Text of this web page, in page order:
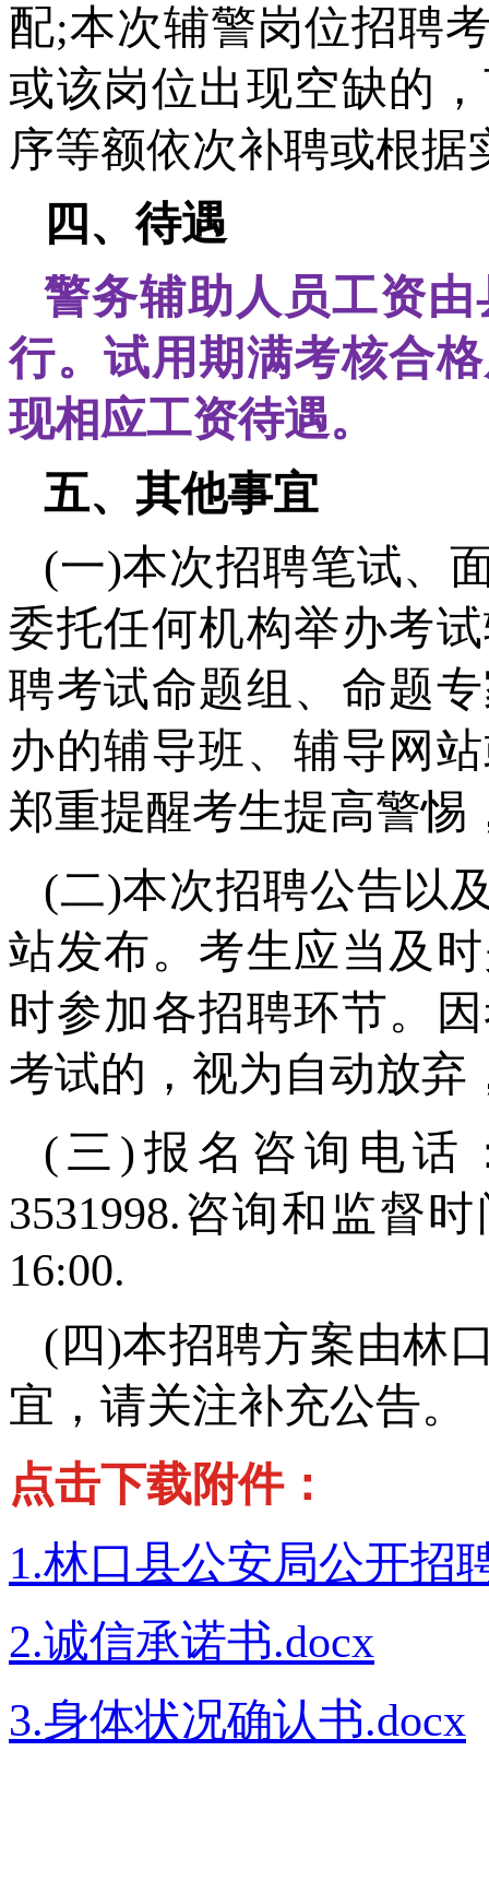
配;本次辅警岗位招聘
或该岗位出现空缺的
序等额依次补聘或根据
四、待遇
警务辅助人员工资
行。试用期满考核合
现相应工资待遇。
五、其他事宜
(一)本次招聘笔试、
委托任何机构举办考
聘考试命题组、命题
办的辅导班、辅导网
郑重提醒考生提高警惕
(二)本次招聘公告以
站发布。考生应当及
时参加各招聘环节。
考试的，视为自动放弃
(三)报名咨询电话
3531998.咨询和监督
16:00.
(四)本招聘方案由林
宜，请关注补充公告。
点击下载附件：
1.林口县公安局公开招
2.诚信承诺书.docx
3.身体状况确认书.docx